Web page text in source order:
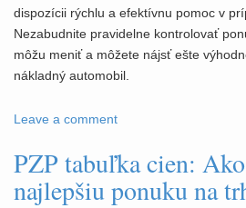
dispozícii rýchlu a efektívnu pomoc v
Nezabudnite pravidelne kontrolovať
môžu meniť a môžete nájsť ešte
nákladný automobil.
Leave a comment
PZP tabuľka cien:
najlepšiu ponuku na